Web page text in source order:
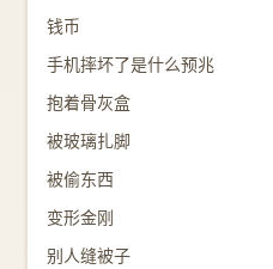
钱币
手机摔坏了是什么预兆
抱着骨灰盒
被玻璃扎脚
被偷东西
变形金刚
别人缝被子